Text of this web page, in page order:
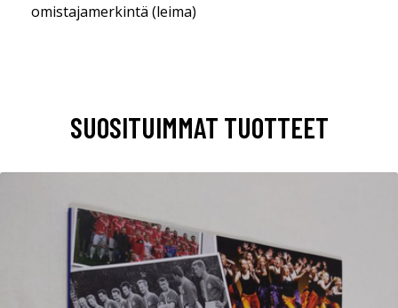
omistajamerkintä (leima)
SUOSITUIMMAT TUOTTEET